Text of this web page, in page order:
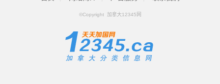
©Copyright 加拿大12345网